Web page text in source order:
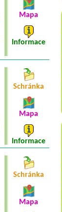
Mapa
Informace
Schránka
Mapa
Informace
Schránka
Mapa